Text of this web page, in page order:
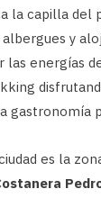
la capilla del
y
energías
gastronomía
es la